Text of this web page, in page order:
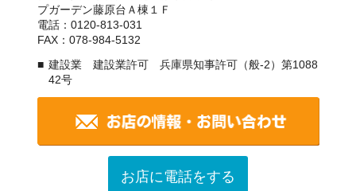
プガーデン藤原台Ａ棟１Ｆ
電話：0120-813-031
FAX：078-984-5132
建設業 建設業許可 兵庫県知事許可（般-2）第1088
42号
お店に電話をする